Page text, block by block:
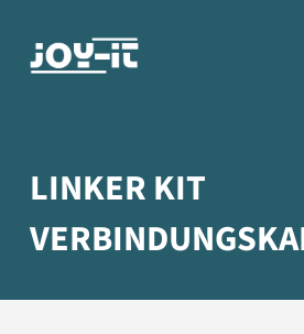
LINKER KIT